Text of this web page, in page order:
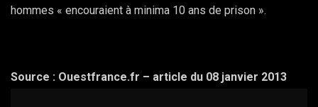
hommes « encouraient à minima 10 ans de prison ».
Source : Ouestfrance.fr – article du 08 janvier 2013